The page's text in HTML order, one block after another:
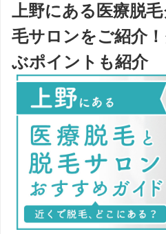
上野にある医療脱
毛サロンをご紹介
ぶポイントも紹介